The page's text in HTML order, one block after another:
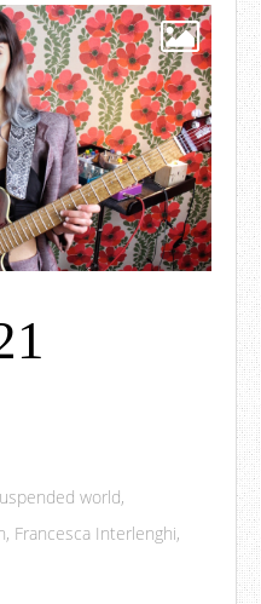
world,
, Francesca Interlenghi,